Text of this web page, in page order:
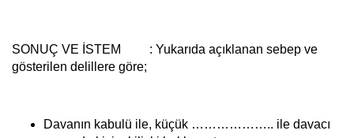
SONUÇ VE İSTEM : Yukarıda açıklanan sebep ve
gösterilen delillere göre;
Davanın kabulü ile, küçük ……………….. ile davacı